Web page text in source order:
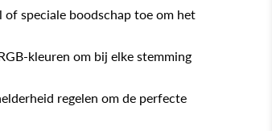
of speciale boodschap toe om het
kleuren om bij elke stemming
regelen om de perfecte